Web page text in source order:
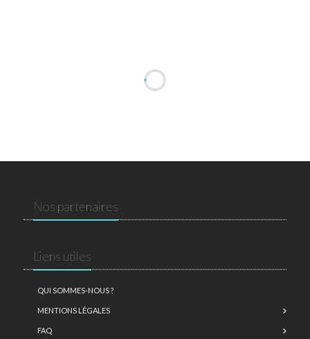
Nos partenaires
Liens utiles
QUI SOMMES-NOUS ?
MENTIONS LÉGALES
FAQ